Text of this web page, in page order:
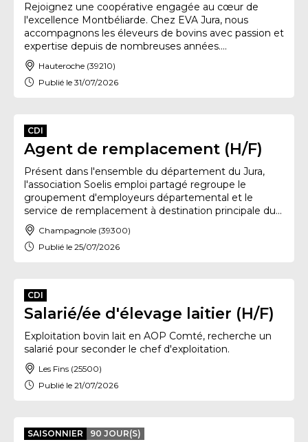
Rejoignez une coopérative engagée au cœur de
l'excellence Montbéliarde. Chez EVA Jura, nous
accompagnons les éleveurs de bovins avec passion et
expertise depuis de nombreuses années....
Hauteroche (39210)
Publié le 31/07/2026
CDI
Agent de remplacement (H/F)
Présent dans l'ensemble du département du Jura,
l'association Soelis emploi partagé regroupe le
groupement d'employeurs départemental et le
service de remplacement à destination principale du...
Champagnole (39300)
Publié le 25/07/2026
CDI
Salarié/ée d'élevage laitier (H/F)
Exploitation bovin lait en AOP Comté, recherche un
salarié pour seconder le chef d'exploitation.
Les Fins (25500)
Publié le 21/07/2026
SAISONNIER 90 JOUR(S)